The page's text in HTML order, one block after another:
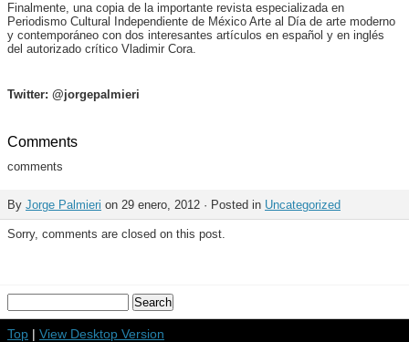
Finalmente, una copia de la importante revista especializada en
Periodismo Cultural Independiente de México Arte al Día de arte moderno
y contemporáneo con dos interesantes artículos en español y en inglés
del autorizado crítico Vladimir Cora.
Twitter: @jorgepalmieri
Comments
comments
By Jorge Palmieri on 29 enero, 2012 · Posted in Uncategorized
Sorry, comments are closed on this post.
Top | View Desktop Version